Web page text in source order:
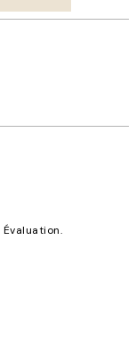
Évaluation.